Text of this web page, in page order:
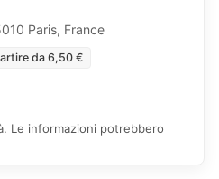
Paris, France
da 6,50 €
Le informazioni potrebbero